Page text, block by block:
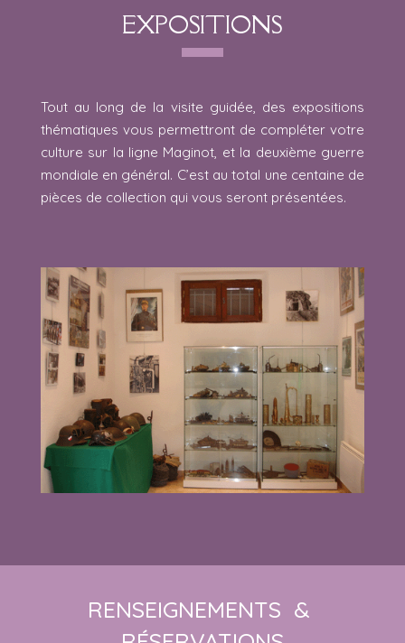
EXPOSITIONS
Tout au long de la visite guidée, des expositions
thématiques vous permettront de compléter votre
culture sur la ligne Maginot, et la deuxième guerre
mondiale en général. C’est au total une centaine de
pièces de collection qui vous seront présentées.
RENSEIGNEMENTS &